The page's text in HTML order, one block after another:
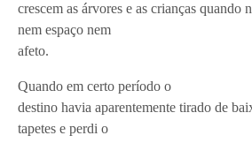
crescem as árvores e as crianças quando
nem espaço nem
afeto.
Quando em certo período o
destino havia aparentemente tirado de
tapetes e perdi o